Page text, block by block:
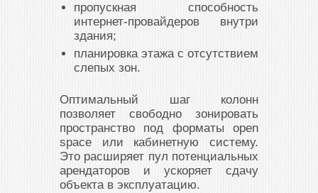
пропускная способность
интернет-провайдеров внутри
здания;
планировка этажа с отсутствием
слепых зон.
Оптимальный шаг колонн
позволяет свободно зонировать
пространство под форматы open
space или кабинетную систему.
Это расширяет пул потенциальных
арендаторов и ускоряет сдачу
объекта в эксплуатацию.